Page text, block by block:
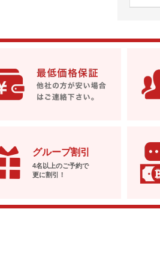
グループ割引
4名以上のご予約で
更に割引！